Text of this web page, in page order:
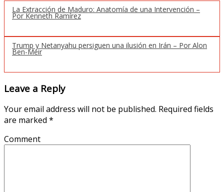
La Extracción de Maduro: Anatomía de una Intervención –
Por Kenneth Ramírez
Trump y Netanyahu persiguen una ilusión en Irán – Por Alon
Ben-Meir
Leave a Reply
Your email address will not be published. Required fields
are marked *
Comment